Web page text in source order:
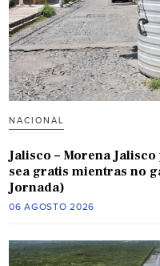
NACIONAL
Jalisco – Morena
sea gratis mientras no
Jornada)
06 AGOSTO 2026